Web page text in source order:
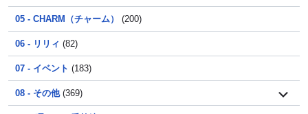
05 - CHARM（チャーム） (200)
06 - リリィ (82)
07 - イベント (183)
08 - その他(369)